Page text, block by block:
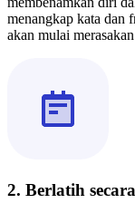
menangkap kata dan
akan mulai
2. Berlatih